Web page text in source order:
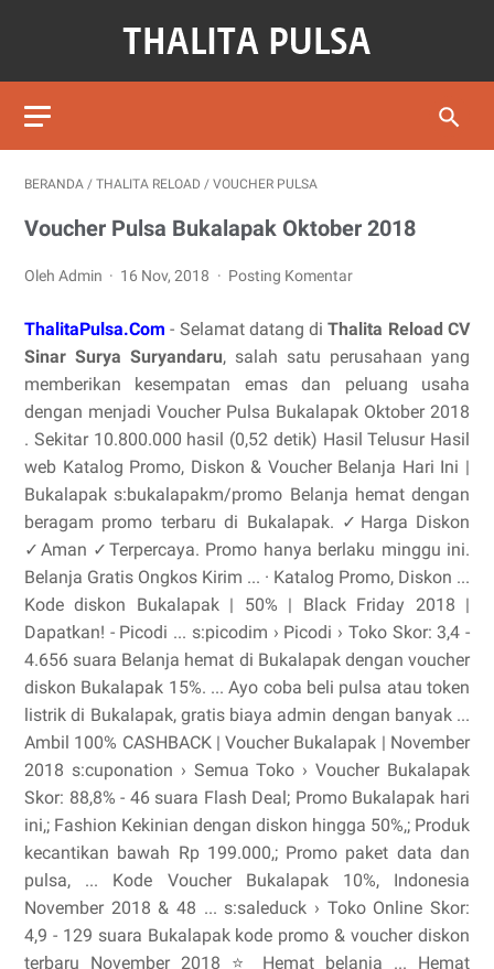
BERANDA / THALITA RELOAD / VOUCHER PULSA
Voucher Pulsa Bukalapak Oktober 2018
Oleh Admin 16 Nov, 2018 Posting Komentar
ThalitaPulsa.Com - Selamat datang diThalita Reload CV
Sinar Surya Suryandaru, salah satu perusahaan yang
memberikan kesempatan emas dan peluang usaha
dengan menjadi Voucher Pulsa Bukalapak Oktober 2018
. Sekitar 10.800.000 hasil (0,52 detik) Hasil Telusur Hasil
web Katalog Promo, Diskon & Voucher Belanja Hari Ini |
Bukalapak s:bukalapakm/promo Belanja hemat dengan
beragam promo terbaru di Bukalapak. ✓Harga Diskon
✓Aman ✓Terpercaya. Promo hanya berlaku minggu ini.
‎Belanja Gratis Ongkos Kirim ... · ‎Katalog Promo, Diskon ...
Kode diskon Bukalapak | 50% | Black Friday 2018 |
Dapatkan! - Picodi ... s:picodim › Picodi › Toko Skor: 3,4 -
‎4.656 suara Belanja hemat di Bukalapak dengan voucher
diskon Bukalapak 15%. ... Ayo coba beli pulsa atau token
listrik di Bukalapak, gratis biaya admin dengan banyak ...
Ambil 100% CASHBACK | Voucher Bukalapak | November
2018 s:cuponation › Semua Toko › Voucher Bukalapak
Skor: 88,8% - ‎46 suara Flash Deal; Promo Bukalapak hari
ini,; Fashion Kekinian dengan diskon hingga 50%,; Produk
kecantikan bawah Rp 199.000,; Promo paket data dan
pulsa, ... Kode Voucher Bukalapak 10%, Indonesia
November 2018 & 48 ... s:saleduck › Toko Online Skor:
4,9 - ‎129 suara Bukalapak kode promo & voucher diskon
terbaru November 2018 ⭐ Hemat belanja ... Hemat